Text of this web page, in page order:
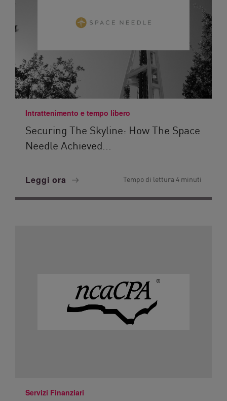
Intrattenimento e tempo libero
Securing The Skyline: How The Space
Needle Achieved...
Leggi ora Tempo di lettura 4 minuti
Servizi Finanziari